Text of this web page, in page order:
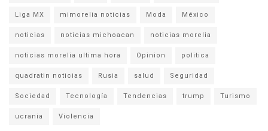
Liga MX mimorelia noticias Moda México
noticias noticias michoacan noticias morelia
noticias morelia ultima hora Opinion politica
quadratin noticias Rusia salud Seguridad
Sociedad Tecnología Tendencias trump Turismo
ucrania Violencia